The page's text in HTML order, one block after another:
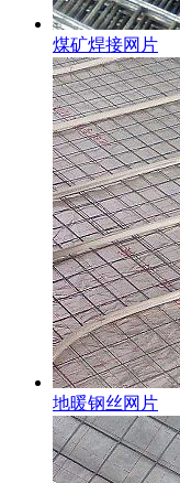
煤矿焊接网片
地暖钢丝网片